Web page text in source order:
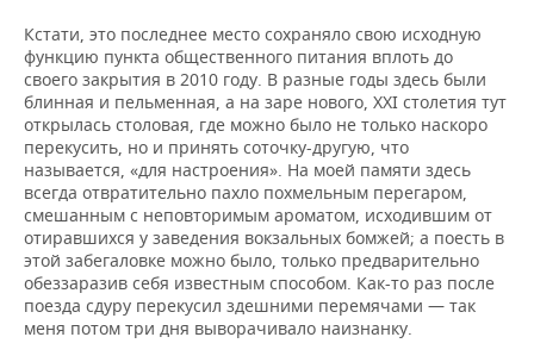
Кстати, это последнее место сохраняло свою исходную
функцию пункта общественного питания вплоть до
своего закрытия в 2010 году. В разные годы здесь были
блинная и пельменная, а на заре нового, XXI столетия тут
открылась столовая, где можно было не только наскоро
перекусить, но и принять соточку-другую, что
называется, «для настроения». На моей памяти здесь
всегда отвратительно пахло похмельным перегаром,
смешанным с неповторимым ароматом, исходившим от
отиравшихся у заведения вокзальных бомжей; а поесть в
этой забегаловке можно было, только предварительно
обеззаразив себя известным способом. Как-то раз после
поезда сдуру перекусил здешними перемячами — так
меня потом три дня выворачивало наизнанку.